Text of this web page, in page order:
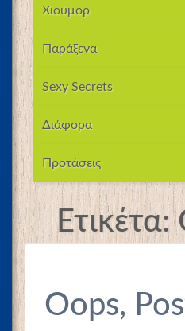
Χιούμορ
Παράξενα
Sexy Secrets
Διάφορα
Προτάσεις
Ετικέτα:
Oops,